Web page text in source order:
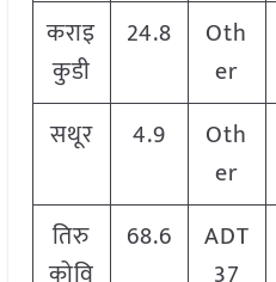
कराइ
कुडी
24.8
Oth
er
सथूर
4.9
Oth
er
तिरु
68.6
ADT